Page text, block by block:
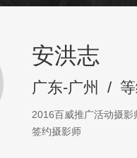
安洪志
广东-广州 /
2016百威推广活动摄
签约摄影师